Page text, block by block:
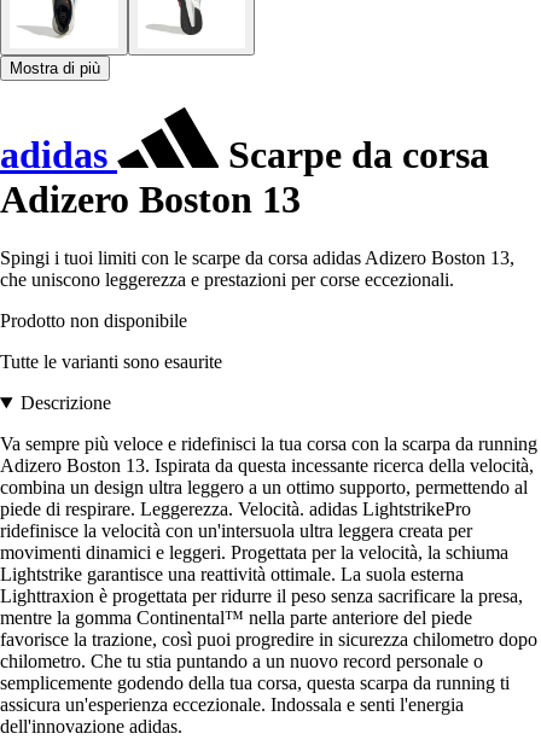
Mostra di più
adidas
Scarpe da corsa
Adizero Boston 13
Spingi i tuoi limiti con le scarpe da corsa adidas Adizero Boston 13,
che uniscono leggerezza e prestazioni per corse eccezionali.
Prodotto non disponibile
Tutte le varianti sono esaurite
Descrizione
Va sempre più veloce e ridefinisci la tua corsa con la scarpa da running
Adizero Boston 13. Ispirata da questa incessante ricerca della velocità,
combina un design ultra leggero a un ottimo supporto, permettendo al
piede di respirare. Leggerezza. Velocità. adidas LightstrikePro
ridefinisce la velocità con un'intersuola ultra leggera creata per
movimenti dinamici e leggeri. Progettata per la velocità, la schiuma
Lightstrike garantisce una reattività ottimale. La suola esterna
Lighttraxion è progettata per ridurre il peso senza sacrificare la presa,
mentre la gomma Continental™ nella parte anteriore del piede
favorisce la trazione, così puoi progredire in sicurezza chilometro dopo
chilometro. Che tu stia puntando a un nuovo record personale o
semplicemente godendo della tua corsa, questa scarpa da running ti
assicura un'esperienza eccezionale. Indossala e senti l'energia
dell'innovazione adidas.